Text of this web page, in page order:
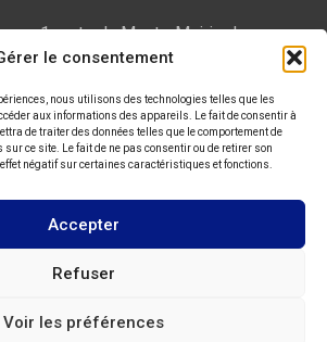
le consentement
nous utilisons des technologies telles que les
aux informations des appareils. Le fait de consentir à
de traiter des données telles que le comportement de
ce site. Le fait de ne pas consentir ou de retirer son
négatif sur certaines caractéristiques et fonctions.
Accepter
Refuser
Voir les préférences
1 route du Mont - Mairie de
Pardiaux, 63000 Clermont-Ferrand
ASSOCIATION URAL FRANCE
propulsé par :